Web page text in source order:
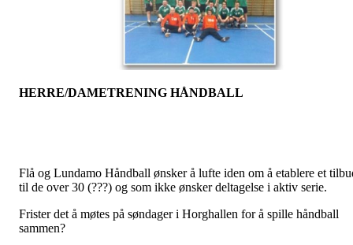
HERRE/DAMETRENING HÅNDBALL
Flå og Lundamo Håndball ønsker å lufte iden om å etablere et
til de over 30 (???) og som ikke ønsker deltagelse i aktiv serie.
Frister det å møtes på søndager i Horghallen for å spille håndball
sammen?